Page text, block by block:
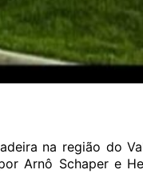
na região do
Arnô Schaper e